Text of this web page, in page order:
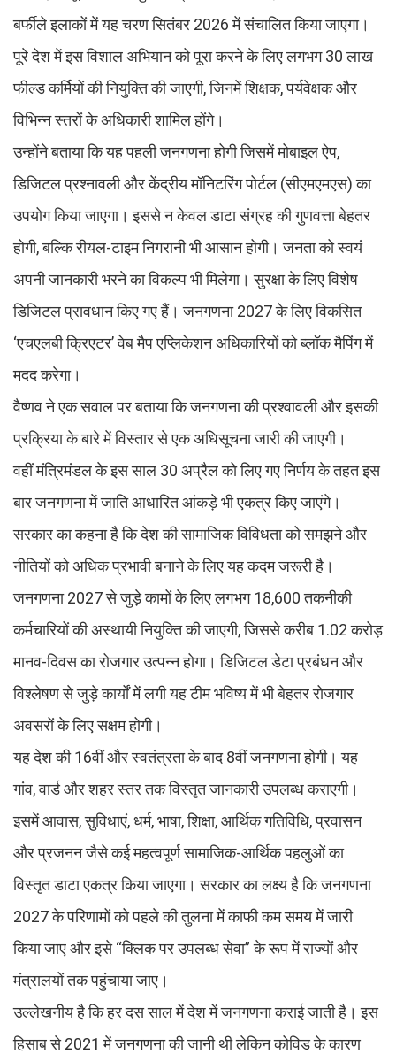
बर्फीले इलाकों में यह चरण सितंबर 2026 में संचालित किया जाएगा।
पूरे देश में इस विशाल अभियान को पूरा करने के लिए लगभग 30 लाख
फील्ड कर्मियों की नियुक्ति की जाएगी, जिनमें शिक्षक, पर्यवेक्षक और
विभिन्न स्तरों के अधिकारी शामिल होंगे।
उन्होंने बताया कि यह पहली जनगणना होगी जिसमें मोबाइल ऐप,
डिजिटल प्रश्नावली और केंद्रीय मॉनिटरिंग पोर्टल (सीएमएमएस) का
उपयोग किया जाएगा। इससे न केवल डाटा संग्रह की गुणवत्ता बेहतर
होगी, बल्कि रीयल-टाइम निगरानी भी आसान होगी। जनता को स्वयं
अपनी जानकारी भरने का विकल्प भी मिलेगा। सुरक्षा के लिए विशेष
डिजिटल प्रावधान किए गए हैं। जनगणना 2027 के लिए विकसित
‘एचएलबी क्रिएटर’ वेब मैप एप्लिकेशन अधिकारियों को ब्लॉक मैपिंग में
मदद करेगा।
वैष्णव ने एक सवाल पर बताया कि जनगणना की प्रश्वावली और इसकी
प्रक्रिया के बारे में विस्तार से एक अधिसूचना जारी की जाएगी।
वहीं मंत्रिमंडल के इस साल 30 अप्रैल को लिए गए निर्णय के तहत इस
बार जनगणना में जाति आधारित आंकड़े भी एकत्र किए जाएंगे।
सरकार का कहना है कि देश की सामाजिक विविधता को समझने और
नीतियों को अधिक प्रभावी बनाने के लिए यह कदम जरूरी है।
जनगणना 2027 से जुड़े कामों के लिए लगभग 18,600 तकनीकी
कर्मचारियों की अस्थायी नियुक्ति की जाएगी, जिससे करीब 1.02 करोड़
मानव-दिवस का रोजगार उत्पन्न होगा। डिजिटल डेटा प्रबंधन और
विश्लेषण से जुड़े कार्यों में लगी यह टीम भविष्य में भी बेहतर रोजगार
अवसरों के लिए सक्षम होगी।
यह देश की 16वीं और स्वतंत्रता के बाद 8वीं जनगणना होगी। यह
गांव, वार्ड और शहर स्तर तक विस्तृत जानकारी उपलब्ध कराएगी।
इसमें आवास, सुविधाएं, धर्म, भाषा, शिक्षा, आर्थिक गतिविधि, प्रवासन
और प्रजनन जैसे कई महत्वपूर्ण सामाजिक-आर्थिक पहलुओं का
विस्तृत डाटा एकत्र किया जाएगा। सरकार का लक्ष्य है कि जनगणना
2027 के परिणामों को पहले की तुलना में काफी कम समय में जारी
किया जाए और इसे “क्लिक पर उपलब्ध सेवा” के रूप में राज्यों और
मंत्रालयों तक पहुंचाया जाए।
उल्लेखनीय है कि हर दस साल में देश में जनगणना कराई जाती है। इस
हिसाब से 2021 में जनगणना की जानी थी लेकिन कोविड के कारण